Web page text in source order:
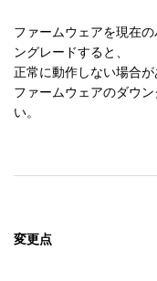
ファームウェアを現在
ングレードすると、
正常に動作しない場合が
ファームウェアのダウ
い。
変更点